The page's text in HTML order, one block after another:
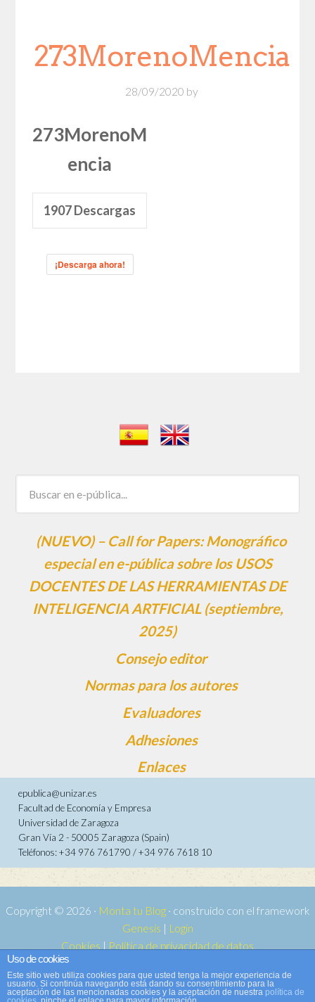
273MorenoMencia
28/09/2020 by
273MorenoM
encia
1907Descargas
¡Descarga ahora!
(NUEVO) – Call for Papers: Monográfico
especial en e-pública sobre los USOS
DOCENTES DE LAS HERRAMIENTAS DE
INTELIGENCIA ARTFICIAL (septiembre,
2025)
Consejo editor
Normas para los autores
Evaluadores
Adhesiones
Enlaces
epublica@unizar.es
Facultad de Economía y Empresa
Universidad de Zaragoza
Gran Vía 2 - 50005 Zaragoza (Spain)
Teléfonos: +34 976 761790 / +34 976 7618 10
Copyright © 2026 · Monta tu Blog· construido con el framework
Genesis | Login
Cookies | Política de privacidad de datos
Copyright © 2026 ·
WordPress·Acceder
Uso de cookies
Este sitio web utiliza cookies para que usted tenga la mejor experiencia de
usuario. Si continúa navegando está dando su consentimiento para la
aceptación de las mencionadas cookies y la aceptación de nuestra política de